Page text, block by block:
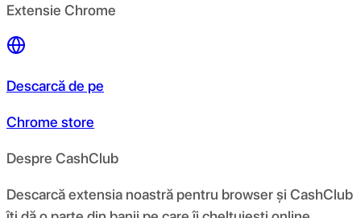
Extensie Chrome
Descarcă de pe
Chrome store
Despre CashClub
Descarcă extensia noastră pentru browser și CashClub